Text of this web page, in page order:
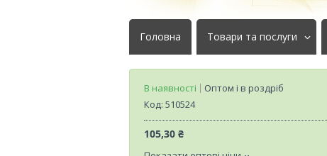
Головна Товари та послуги
В наявності
Оптом і в роздріб
Код: 510524
105,30 ₴